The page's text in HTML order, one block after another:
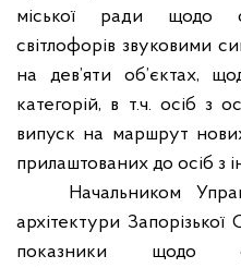
міської ради щодо
світлофорів звуковими
на дев’яти об’єктах,
категорій, в т.ч. осіб з
випуск на маршрут
прилаштованих до осіб з
Начальником
архітектури
показники щодо